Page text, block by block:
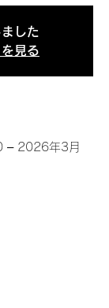
した
見る
– 2026年3月